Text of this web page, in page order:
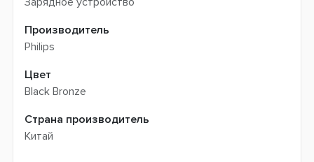
Производитель
Philips
Цвет
Black Bronze
Страна производитель
Китай